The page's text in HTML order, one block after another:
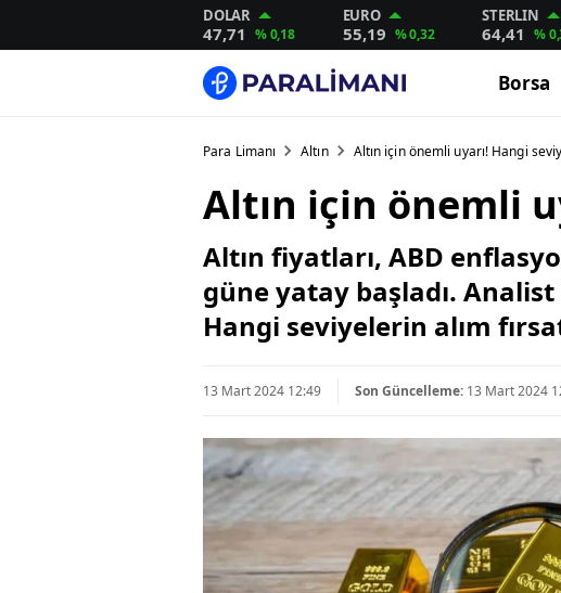
DOLAR
47,71 % 0,18
EURO
55,19 % 0,32
STERLIN
64,41 %
Borsa
Para Limanı Altın Altın için önemli uyarı! Hangi
Altın için önemli
Altın fiyatları, ABD
güne yatay başladı.
Hangi seviyelerin alım
13 Mart 2024 12:49 Son Güncelleme: 13 Mart 2024